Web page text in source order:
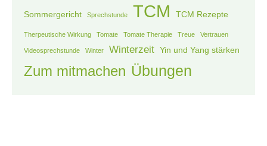
Sommergericht Sprechstunde TCM TCM Rezepte
Therpeutische Wirkung Tomate Tomate Therapie Treue Vertrauen
Videosprechstunde Winter Winterzeit Yin und Yang stärken
Zum mitmachen Übungen